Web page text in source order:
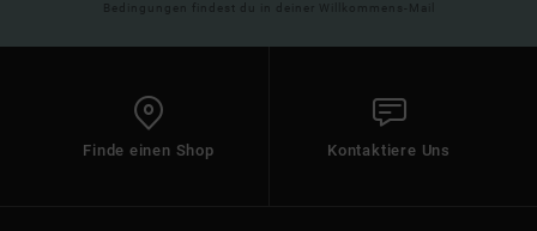
Bedingungen findest du in deiner Willkommens-Mail
Finde einen Shop Kontaktiere Uns